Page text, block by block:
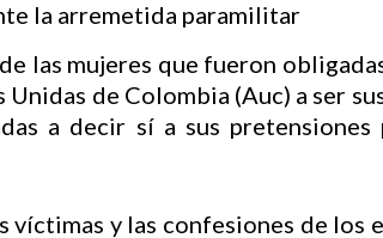
las mujeres que fueron
Unidas de Colombia (Auc) a ser
a decir sí a sus
víctimas y las confesiones de los